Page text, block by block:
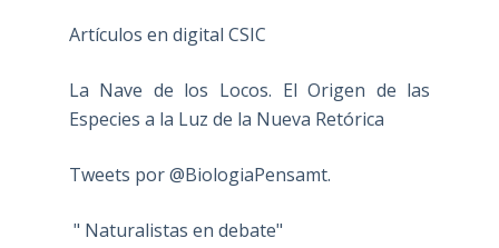
Artículos en digital CSIC
La Nave de los Locos. El Origen de las
Especies a la Luz de la Nueva Retórica
Tweets por @BiologiaPensamt.
" Naturalistas en debate"